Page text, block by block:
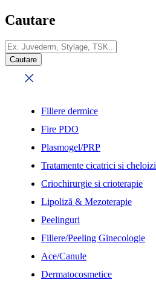
Cautare
Fillere dermice
Fire PDO
Plasmogel/PRP
Tratamente cicatrici si cheloizi
Criochirurgie si crioterapie
Lipoliză & Mezoterapie
Peelinguri
Fillere/Peeling Ginecologie
Ace/Canule
Dermatocosmetice